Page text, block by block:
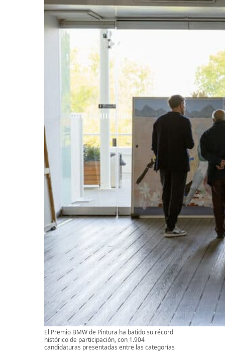
El Premio BMW de Pintura ha batido su récord
histórico de participación, con 1.904
candidaturas presentadas entre las categorías